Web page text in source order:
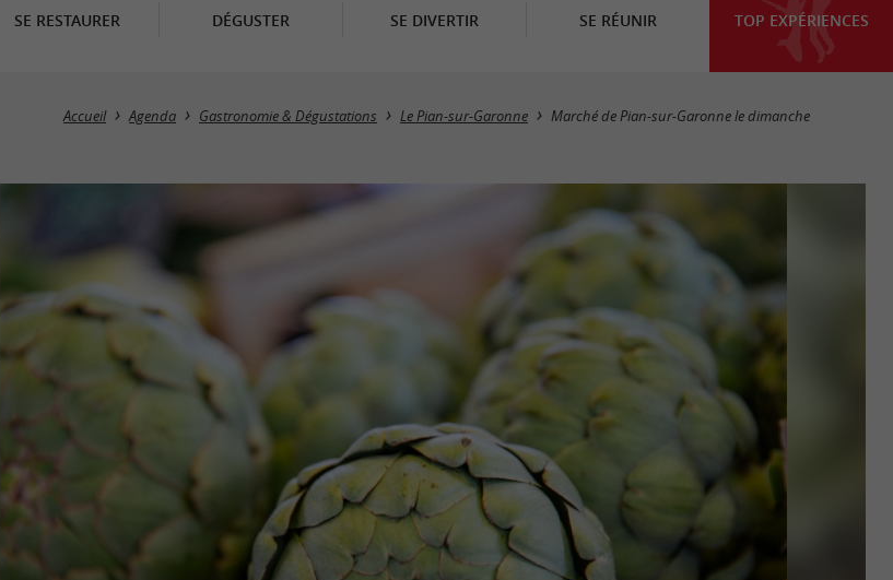
SE RESTAURER DÉGUSTER SE DIVERTIR SE RÉUNIR TOP EXPÉRIENCES
Accueil Agenda Gastronomie & Dégustations Le Pian-sur-Garonne Marché de Pian-sur-Garonne le dimanche